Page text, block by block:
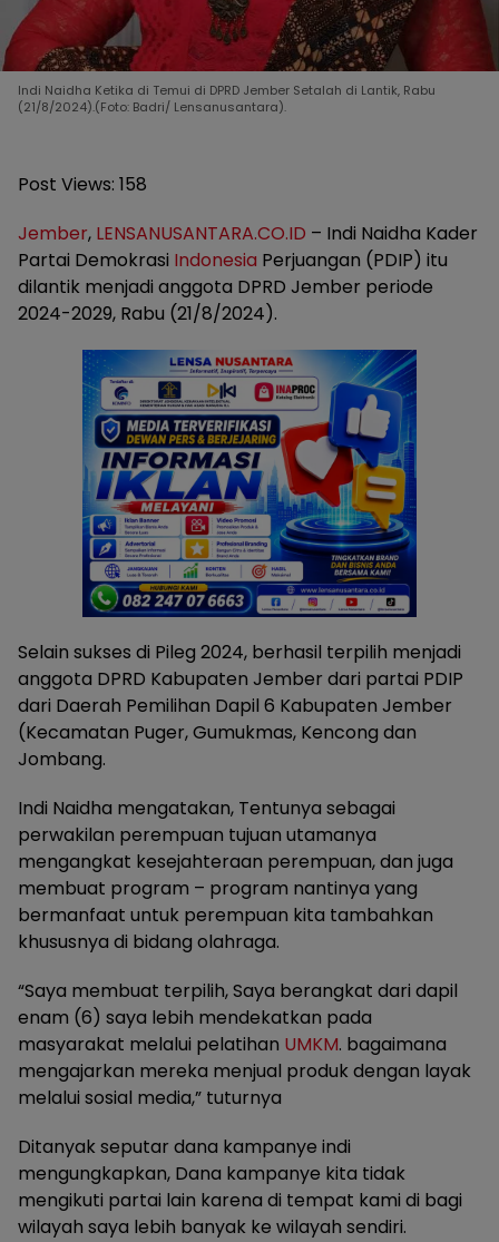
Indi Naidha Ketika di Temui di DPRD Jember Setalah di Lantik, Rabu
(21/8/2024).(Foto: Badri/ Lensanusantara).
Post Views: 158
Jember, LENSANUSANTARA.CO.ID – Indi Naidha Kader
Partai Demokrasi Indonesia Perjuangan (PDIP) itu
dilantik menjadi anggota DPRD Jember periode
2024-2029, Rabu (21/8/2024).
Selain sukses di Pileg 2024, berhasil terpilih menjadi
anggota DPRD Kabupaten Jember dari partai PDIP
dari Daerah Pemilihan Dapil 6 Kabupaten Jember
(Kecamatan Puger, Gumukmas, Kencong dan
Jombang.
Indi Naidha mengatakan, Tentunya sebagai
perwakilan perempuan tujuan utamanya
mengangkat kesejahteraan perempuan, dan juga
membuat program – program nantinya yang
bermanfaat untuk perempuan kita tambahkan
khususnya di bidang olahraga.
“Saya membuat terpilih, Saya berangkat dari dapil
enam (6) saya lebih mendekatkan pada
masyarakat melalui pelatihan UMKM. bagaimana
mengajarkan mereka menjual produk dengan layak
melalui sosial media,” tuturnya
Ditanyak seputar dana kampanye indi
mengungkapkan, Dana kampanye kita tidak
mengikuti partai lain karena di tempat kami di bagi
wilayah saya lebih banyak ke wilayah sendiri.